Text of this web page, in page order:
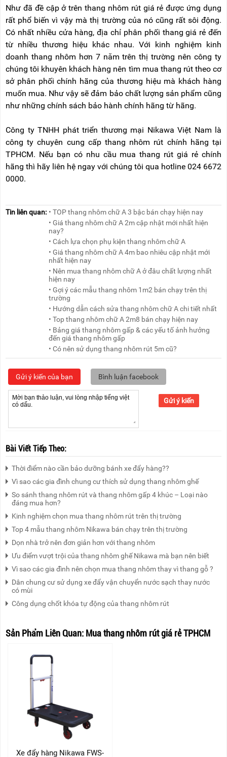
Như đã đề cập ở trên thang nhôm rút giá rẻ được ứng dụng
rất phổ biến vì vậy mà thị trường của nó cũng rất sôi động.
Có nhất nhiều cửa hàng, địa chỉ phân phối thang giá rẻ đến
từ nhiều thương hiệu khác nhau. Với kinh nghiệm kinh
doanh thang nhôm hơn 7 năm trên thị trường nên công ty
chúng tôi khuyên khách hàng nên tìm mua thang rút theo cơ
sở phân phối chính hãng của thương hiệu mà khách hàng
muốn mua. Như vậy sẽ đảm bảo chất lượng sản phẩm cũng
như những chính sách bảo hành chính hãng từ hãng.
Công ty TNHH phát triển thương mại Nikawa Việt Nam là
công ty chuyên cung cấp thang nhôm rút chính hãng tại
TPHCM. Nếu bạn có nhu cầu mua thang rút giá rẻ chính
hãng thì hãy liên hệ ngay với chúng tôi qua hotline 024 6672
0000.
Tin liên quan: • TOP thang nhôm chữ A 3 bậc bán chạy hiện nay
• Giá thang nhôm chữ A 2m cập nhật mới nhất hiện
nay?
• Cách lựa chọn phụ kiện thang nhôm chữ A
• Giá thang nhôm chữ A 4m bao nhiêu cập nhật mới
nhất hiện nay
• Nên mua thang nhôm chữ A ở đâu chất lượng nhất
hiện nay
• Gợi ý các mẫu thang nhôm 1m2 bán chạy trên thị
trường
• Hướng dẫn cách sửa thang nhôm chữ A chi tiết nhất
• Top thang nhôm chữ A 2m8 bán chạy hiện nay
• Bảng giá thang nhôm gấp & các yếu tố ảnh hưởng
đến giá thang nhôm gấp
• Có nên sử dụng thang nhôm rút 5m cũ?
Gửi ý kiến của bạn Bình luận facebook
Gửi ý kiến
Bài Viết Tiếp Theo:
Thời điểm nào cần bảo dưỡng bánh xe đẩy hàng??
Vì sao các gia đình chung cư thích sử dụng thang nhôm ghế
So sánh thang nhôm rút và thang nhôm gấp 4 khúc – Loại nào
đáng mua hơn?
Kinh nghiệm chọn mua thang nhôm rút trên thị trường
Top 4 mẫu thang nhôm Nikawa bán chạy trên thị trường
Dọn nhà trở nên đơn giản hơn với thang nhôm
Ưu điểm vượt trội của thang nhôm ghế Nikawa mà bạn nên biết
Vì sao các gia đình nên chọn mua thang nhôm thay vì thang gỗ ?
Dân chung cư sử dụng xe đẩy vận chuyển nước sạch thay nước
có mùi
Công dụng chốt khóa tự động của thang nhôm rút
Sản Phẩm Liên Quan: Mua thang nhôm rút giá rẻ TPHCM
Xe đẩy hàng Nikawa FWS-